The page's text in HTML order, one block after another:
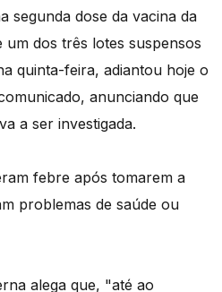
segunda dose da vacina da
dos três lotes suspensos
quinta-feira, adiantou hoje o
anunciando que
a ser investigada.
febre após tomarem a
problemas de saúde ou
alega que, "até ao